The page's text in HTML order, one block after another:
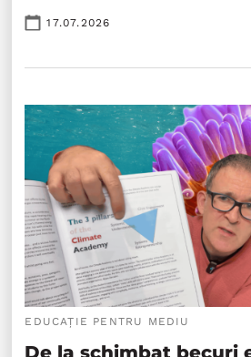
17.07.2026
EDUCAȚIE PENTRU MEDIU
De la schimbat becuri